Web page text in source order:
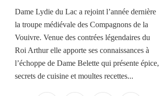
Dame Lydie du Lac a rejoint l’année dernière
la troupe médiévale des Compagnons de la
Vouivre. Venue des contrées légendaires du
Roi Arthur elle apporte ses connaissances à
l’échoppe de Dame Belette qui présente épice,
secrets de cuisine et moultes recettes...